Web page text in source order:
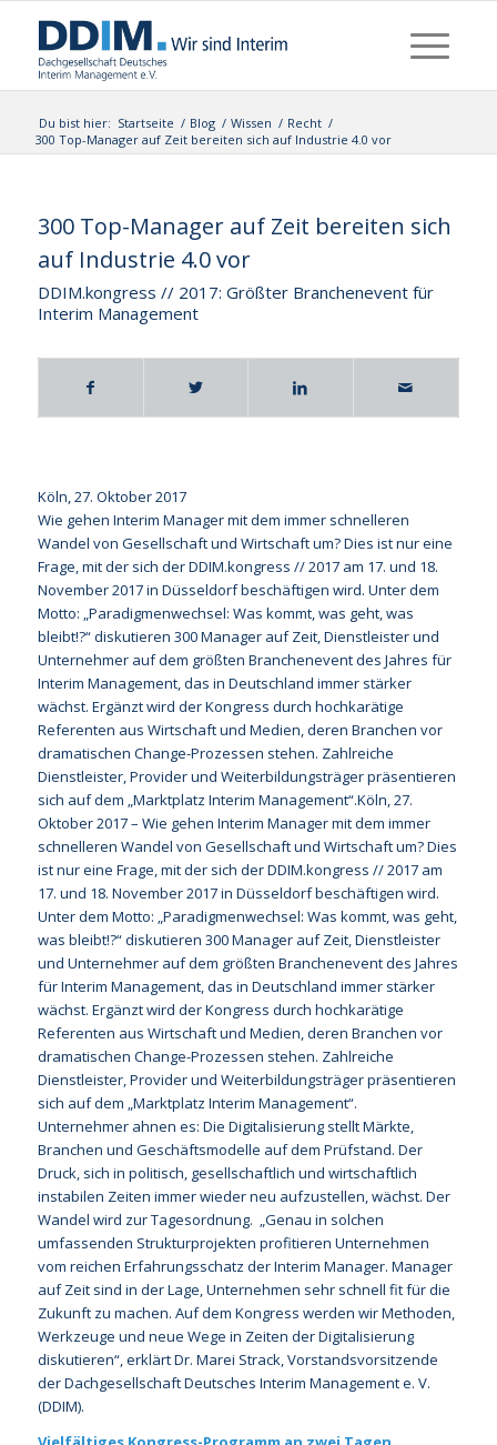
Du bist hier: Startseite / Blog / Wissen / Recht /
300 Top-Manager auf Zeit bereiten sich auf Industrie 4.0 vor
300 Top-Manager auf Zeit bereiten sich
auf Industrie 4.0 vor
DDIM.kongress // 2017: Größter Branchenevent für
Interim Management
Köln, 27. Oktober 2017
Wie gehen Interim Manager mit dem immer schnelleren
Wandel von Gesellschaft und Wirtschaft um? Dies ist nur eine
Frage, mit der sich der DDIM.kongress // 2017 am 17. und 18.
November 2017 in Düsseldorf beschäftigen wird. Unter dem
Motto: „Paradigmenwechsel: Was kommt, was geht, was
bleibt!?“ diskutieren 300 Manager auf Zeit, Dienstleister und
Unternehmer auf dem größten Branchenevent des Jahres für
Interim Management, das in Deutschland immer stärker
wächst. Ergänzt wird der Kongress durch hochkarätige
Referenten aus Wirtschaft und Medien, deren Branchen vor
dramatischen Change-Prozessen stehen. Zahlreiche
Dienstleister, Provider und Weiterbildungsträger präsentieren
sich auf dem „Marktplatz Interim Management“.Köln, 27.
Oktober 2017 – Wie gehen Interim Manager mit dem immer
schnelleren Wandel von Gesellschaft und Wirtschaft um? Dies
ist nur eine Frage, mit der sich der DDIM.kongress // 2017 am
17. und 18. November 2017 in Düsseldorf beschäftigen wird.
Unter dem Motto: „Paradigmenwechsel: Was kommt, was geht,
was bleibt!?“ diskutieren 300 Manager auf Zeit, Dienstleister
und Unternehmer auf dem größten Branchenevent des Jahres
für Interim Management, das in Deutschland immer stärker
wächst. Ergänzt wird der Kongress durch hochkarätige
Referenten aus Wirtschaft und Medien, deren Branchen vor
dramatischen Change-Prozessen stehen. Zahlreiche
Dienstleister, Provider und Weiterbildungsträger präsentieren
sich auf dem „Marktplatz Interim Management“.
Unternehmer ahnen es: Die Digitalisierung stellt Märkte,
Branchen und Geschäftsmodelle auf dem Prüfstand. Der
Druck, sich in politisch, gesellschaftlich und wirtschaftlich
instabilen Zeiten immer wieder neu aufzustellen, wächst. Der
Wandel wird zur Tagesordnung. „Genau in solchen
umfassenden Strukturprojekten profitieren Unternehmen
vom reichen Erfahrungsschatz der Interim Manager. Manager
auf Zeit sind in der Lage, Unternehmen sehr schnell fit für die
Zukunft zu machen. Auf dem Kongress werden wir Methoden,
Werkzeuge und neue Wege in Zeiten der Digitalisierung
diskutieren“, erklärt Dr. Marei Strack, Vorstandsvorsitzende
der Dachgesellschaft Deutsches Interim Management e. V.
(DDIM).